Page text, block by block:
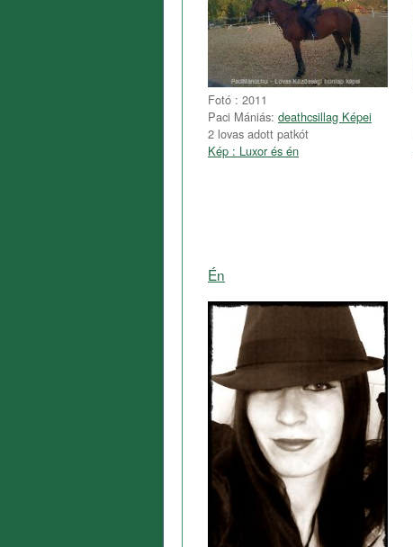
Fotó : 2011
Paci Mániás: deathcsillag Képei
2 lovas adott patkót
Kép : Luxor és én
Én